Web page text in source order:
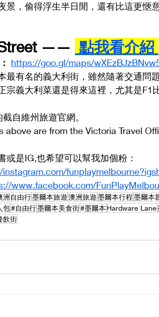
景，偷得浮生半日閒，還有比這更愜
—— 點我看介紹
https://goo.gl/maps/
最有名的義大利街，雖然隨著交通問
宗義大利菜還是得來這裡，尤其是F1
自維州旅遊官網。
above are from the Victoria Travel
或是IG,也希望可以幫我加個粉：
www.facebook.com/
洲自由行墨爾本旅遊澳洲旅遊墨爾本行程墨爾本
包#自由行墨爾本美食街#墨爾本 Hardware Lane
飲街